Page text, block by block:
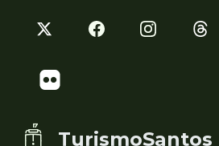
TurismoSantos